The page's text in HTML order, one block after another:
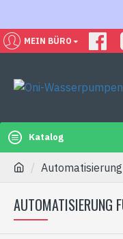
MEIN BÜRO
Katalog
AUTOMATISIERUNG